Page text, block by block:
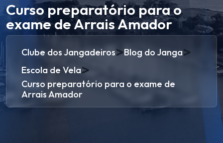
Curso preparatório para o
exame de Arrais Amador
Clube dos Jangadeiros>Blog do Janga>
Escola de Vela>
Curso preparatório para o exame de
Arrais Amador